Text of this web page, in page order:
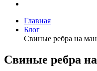
Главная
Блог
Свиные ребра на
Свиные ребра